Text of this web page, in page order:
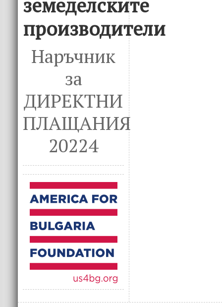
производители
Наръчник
за
ДИРЕКТНИ
ПЛАЩАНИЯ
20224